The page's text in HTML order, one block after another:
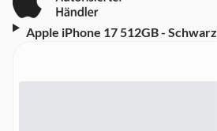
Apple iPhone 17 512GB - Schwarz